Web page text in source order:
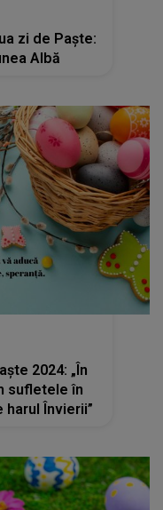
zi de Paște:
Albă
2024: „În
harul Învierii”